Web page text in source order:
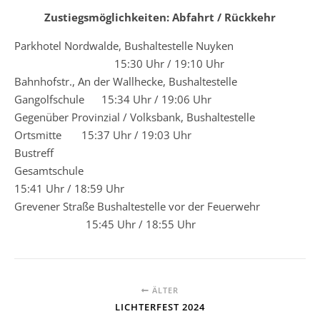
Zustiegsmöglichkeiten: Abfahrt / Rückkehr
Parkhotel Nordwalde, Bushaltestelle Nuyken
15:30 Uhr / 19:10 Uhr
Bahnhofstr., An der Wallhecke, Bushaltestelle
Gangolfschule 15:34 Uhr / 19:06 Uhr
Gegenüber Provinzial / Volksbank, Bushaltestelle
Ortsmitte 15:37 Uhr / 19:03 Uhr
Bustreff
Gesamtschule
15:41 Uhr / 18:59 Uhr
Grevener Straße Bushaltestelle vor der Feuerwehr
15:45 Uhr / 18:55 Uhr
ÄLTER
LICHTERFEST 2024